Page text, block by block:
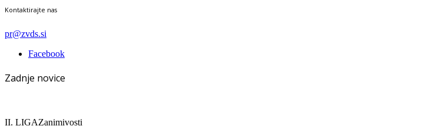
Kontaktirajte nas
pr@zvds.si
Facebook
Zadnje novice
II. LIGAZanimivosti